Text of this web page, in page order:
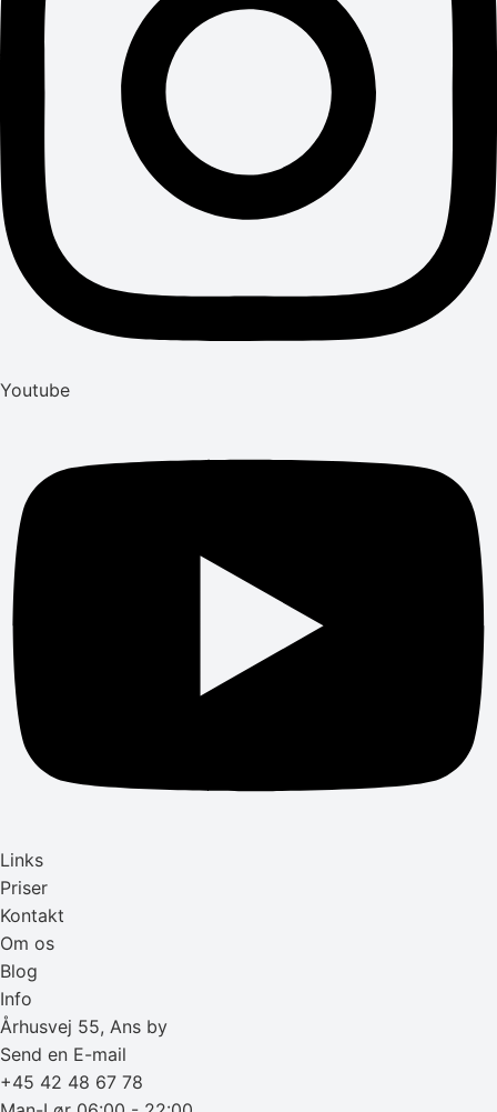
Youtube
Links
Priser
Kontakt
Om os
Blog
Info
Århusvej 55, Ans by
Send en E-mail
+45 42 48 67 78